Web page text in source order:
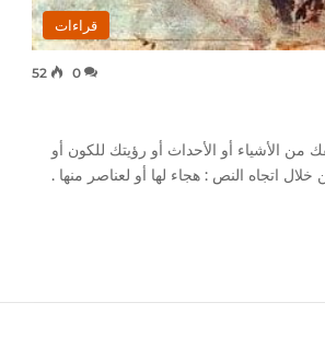
قراءات
0
52
الأشياء أو الأحداث أو رؤيتك للكون أو
اتجاه النص : هجاء لها أو لعناصر منها .